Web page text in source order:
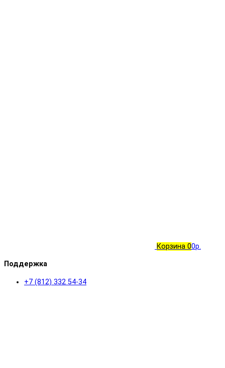
Корзина 00р.
Поддержка
+7 (812) 332 54-34